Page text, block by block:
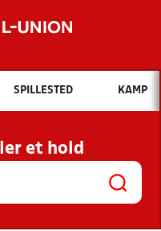
Hvad vil du søge efter?
OG NYHEDER
KLUBBER OG
SPILLESTED KAMP
et hold